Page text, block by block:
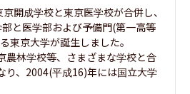
開成学校と東京医学校が合併し、
と医学部および予備門(第一高等
東京大学が誕生しました。
農林学校等、さまざまな学校と合
り、2004(平成16)年には国立大学